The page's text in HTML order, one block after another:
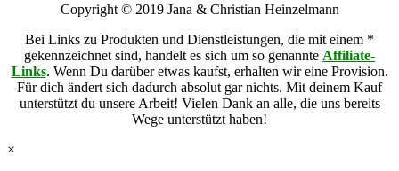
Copyright © 2019 Jana & Christian Heinzelmann
Bei Links zu Produkten und Dienstleistungen, die mit einem *
gekennzeichnet sind, handelt es sich um so genannte Affiliate-
Links. Wenn Du darüber etwas kaufst, erhalten wir eine Provision.
Für dich ändert sich dadurch absolut gar nichts. Mit deinem Kauf
unterstützt du unsere Arbeit! Vielen Dank an alle, die uns bereits
Wege unterstützt haben!
×